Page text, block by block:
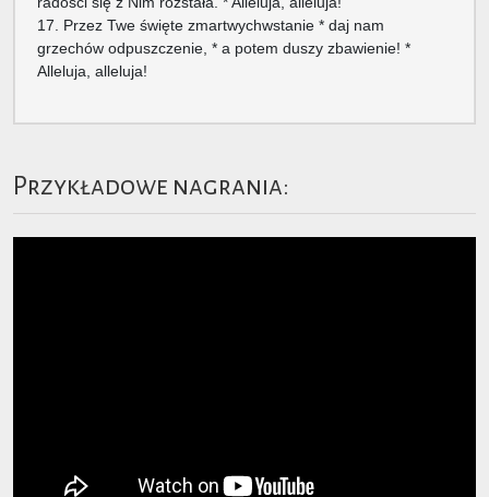
17. Przez Twe święte zmartwychwstanie * daj nam
grzechów odpuszczenie, * a potem duszy zbawienie! *
Alleluja, alleluja!
Przykładowe nagrania: